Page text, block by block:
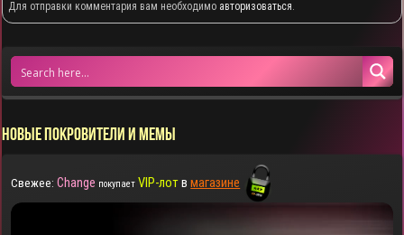
Для отправки комментария вам необходимо авторизоваться.
НОВЫЕ ПОКРОВИТЕЛИ И МЕМЫ
Свежее: Change покупает VIP-лотвмагазине